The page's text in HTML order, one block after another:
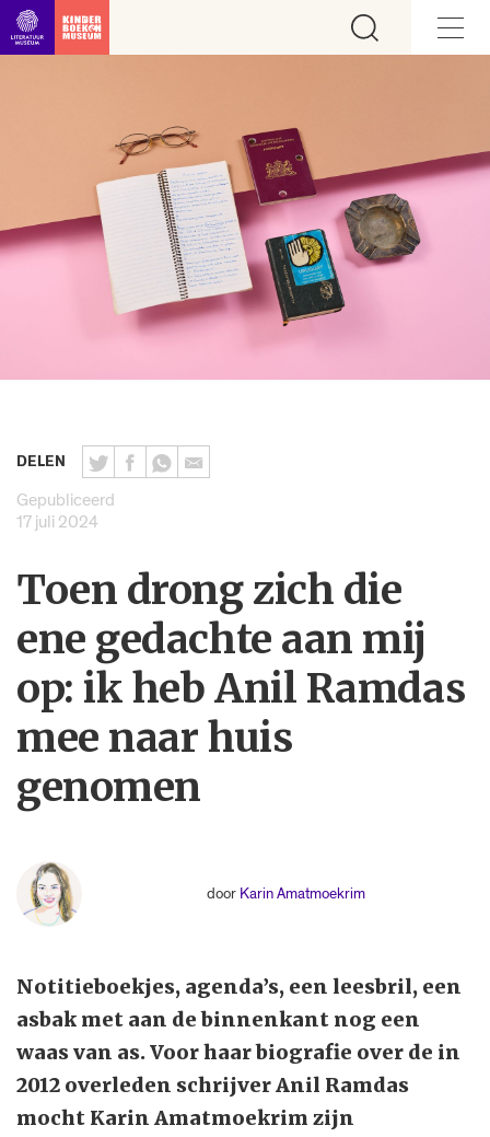
Ga direct naar inhoud
DELEN
Gepubliceerd
17 juli 2024
Toen drong zich die
ene gedachte aan mij
op: ik heb Anil Ramdas
mee naar huis
genomen
door Karin Amatmoekrim
Notitieboekjes, agenda’s, een leesbril, een
asbak met aan de binnenkant nog een
waas van as. Voor haar biografie over de in
2012 overleden schrijver Anil Ramdas
mocht Karin Amatmoekrim zijn